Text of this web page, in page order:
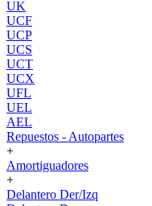
UK
UCF
UCP
UCS
UCT
UCX
UFL
UEL
AEL
Repuestos - Autopartes
+
Amortiguadores
+
Delantero Der/Izq